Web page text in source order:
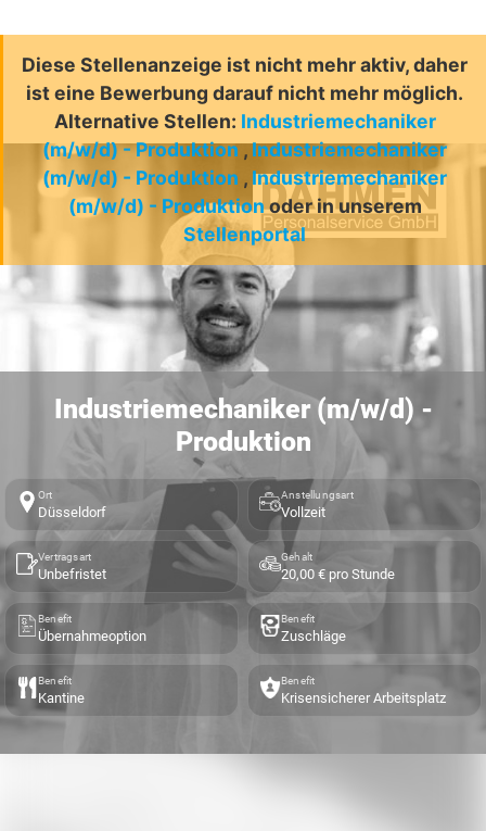
Diese Stellenanzeige ist nicht mehr aktiv, daher
ist eine Bewerbung darauf nicht mehr möglich.
Alternative Stellen: Industriemechaniker
(m/w/d) - Produktion,Industriemechaniker
(m/w/d) - Produktion , Industriemechaniker
(m/w/d) - Produktionoder in unserem
Stellenportal
Industriemechaniker (m/w/d) -
Produktion
Ort
Düsseldorf
Anstellungsart
Vollzeit
Vertragsart
Unbefristet
Gehalt
20,00 € pro Stunde
Benefit
Übernahmeoption
Benefit
Zuschläge
Benefit
Kantine
Benefit
Krisensicherer Arbeitsplatz